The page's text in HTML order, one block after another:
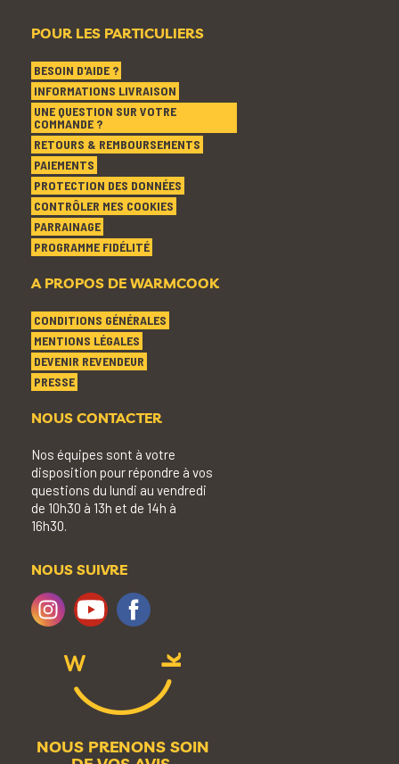
POUR LES PARTICULIERS
BESOIN D'AIDE ?
INFORMATIONS LIVRAISON
UNE QUESTION SUR VOTRE
COMMANDE ?
RETOURS & REMBOURSEMENTS
PAIEMENTS
PROTECTION DES DONNÉES
CONTRÔLER MES COOKIES
PARRAINAGE
PROGRAMME FIDÉLITÉ
A PROPOS DE WARMCOOK
CONDITIONS GÉNÉRALES
MENTIONS LÉGALES
DEVENIR REVENDEUR
PRESSE
NOUS CONTACTER
Nos équipes sont à votre
disposition pour répondre à vos
questions du lundi au vendredi
de 10h30 à 13h et de 14h à
16h30.
NOUS SUIVRE
NOUS PRENONS SOIN